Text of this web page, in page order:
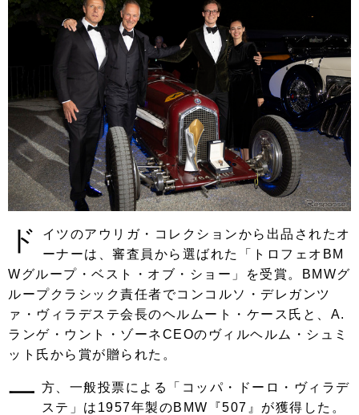
ド
イツのアウリガ・コレクションから出品されたオ
ーナーは、審査員から選ばれた「トロフェオBM
Wグループ・ベスト・オブ・ショー」を受賞。BMWグ
ループクラシック責任者でコンコルソ・デレガンツ
ァ・ヴィラデステ会長のヘルムート・ケース氏と、A.
ランゲ・ウント・ゾーネCEOのヴィルヘルム・シュミ
ット氏から賞が贈られた。
一 方、一般投票による「コッパ・ドーロ・ヴィラデ
ステ」は1957年製のBMW『507』が獲得した。